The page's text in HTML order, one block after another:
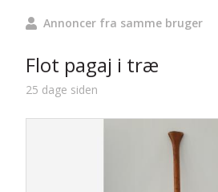
Annoncer fra samme bruger
Flot pagaj i træ
25 dage siden